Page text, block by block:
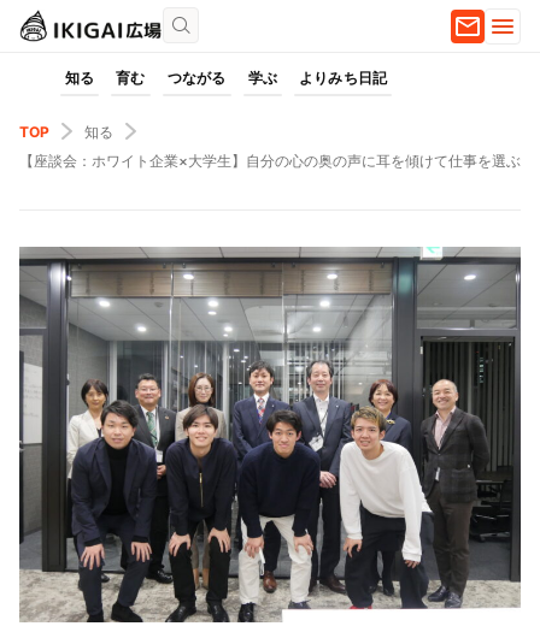
知る 育む つながる 学ぶ よりみち日記
TOP
知る
【座談会：ホワイト企業×大学生】自分の心の奥の声に耳を傾けて仕事を選ぶ